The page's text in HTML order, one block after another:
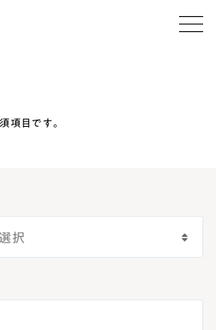
リティ
項目です。